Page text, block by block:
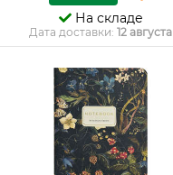
На складе
Дата доставки: 12 августа